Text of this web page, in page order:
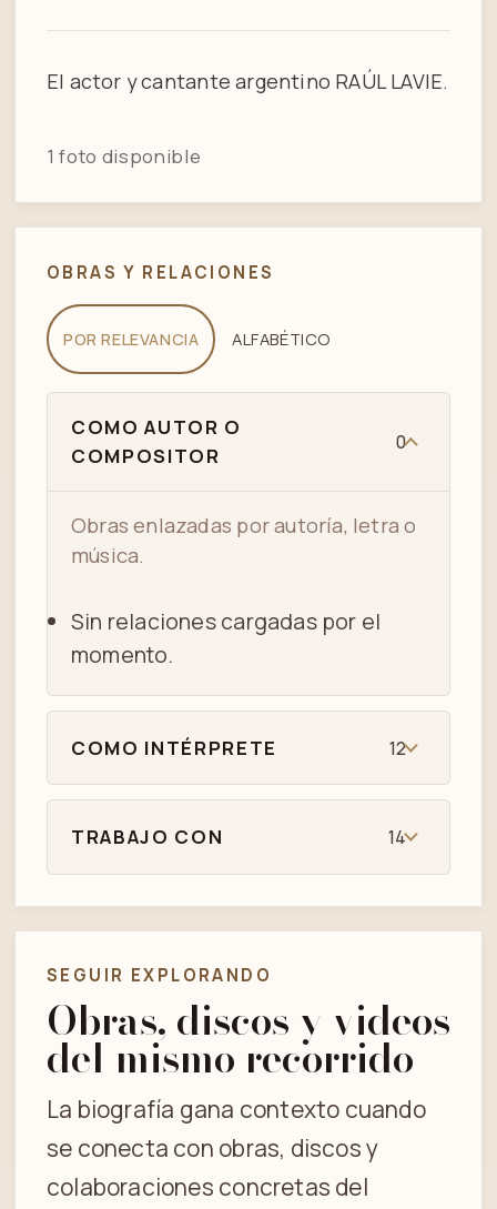
El actor y cantante argentino RAÚL LAVIE.
1 foto disponible
OBRAS Y RELACIONES
POR RELEVANCIA ALFABÉTICO
COMO AUTOR O
COMPOSITOR
0
Obras enlazadas por autoría, letra o
música.
Sin relaciones cargadas por el
momento.
COMO INTÉRPRETE 12
TRABAJO CON 14
SEGUIR EXPLORANDO
Obras, discos y videos
del mismo recorrido
La biografía gana contexto cuando
se conecta con obras, discos y
colaboraciones concretas del